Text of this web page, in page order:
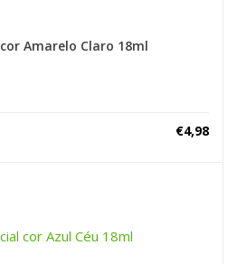
Amarelo Claro 18ml
€4,98